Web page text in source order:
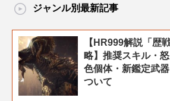
ジャンル別最新記事
【HR999解説「歴
略】推奨スキル・
色個体・新鑑定武
ついて